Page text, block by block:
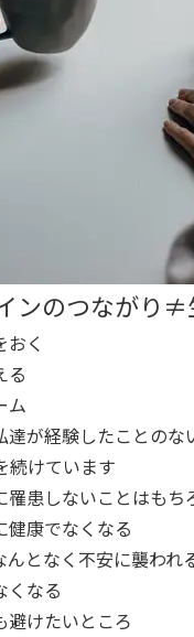
ンのつながり≠
おく
る
ム
達が経験したことのな
続けています
罹患しないことはもち
健康でなくなる
んとなく不安に襲われ
くなる
避けたいところ